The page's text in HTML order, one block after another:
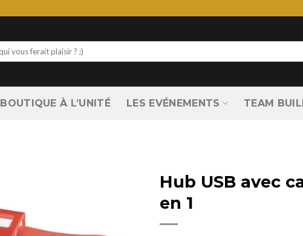
BOUTIQUE À L’UNITÉ LES EVÉNEMENTS TEAM
Hub USB avec
en 1